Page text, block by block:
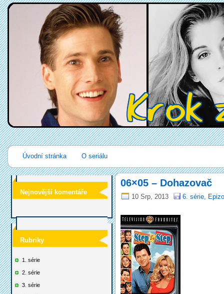
Úvodní stránka O seriálu
Nejnovější komentáře
Rubriky
1. série
2. série
3. série
06×05 – Dohazovač
10 Srp, 2013 6. série,